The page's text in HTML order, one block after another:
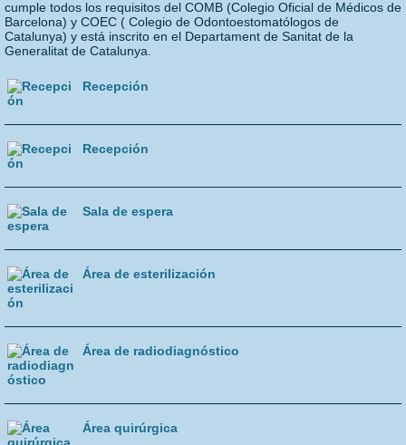
Compartir
Acerca de
cumple todos los requisitos del COMB (Colegio Oficial de Médicos de
Barcelona) y COEC ( Colegio de Odontoestomatólogos de
Catalunya) y está inscrito en el Departament de Sanitat de la
Generalitat de Catalunya.
Recepción
Recepción
Sala de espera
Área de esterilización
Área de radiodiagnóstico
Área quirúrgica